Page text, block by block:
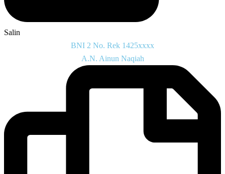
Salin
BNI 2 No. Rek 1425xxxx
A.N. Ainun Naqiah